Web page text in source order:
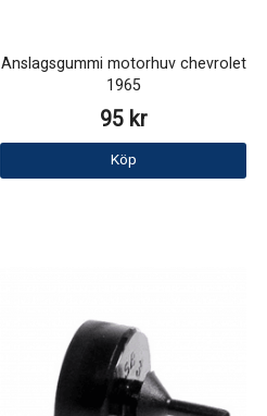
Anslagsgummi motorhuv chevrolet
1965
95 kr
Köp